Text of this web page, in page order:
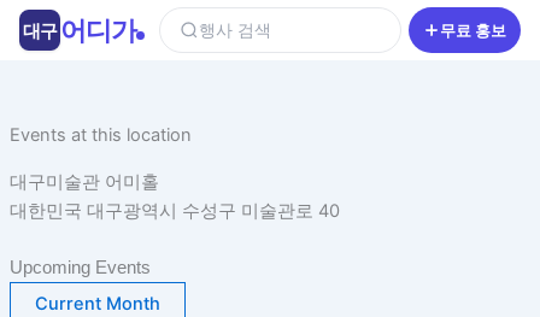
건
뛰
기
Events at this location
대구미술관 어미홀
대한민국 대구광역시 수성구 미술관로 40
Upcoming Events
Current Month
대구 어디가 행사 검색 무료 홍보